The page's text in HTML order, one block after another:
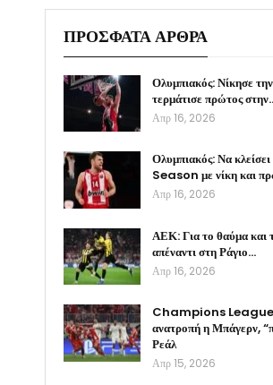
ΠΡΟΣΦΑΤΑ ΑΡΘΡΑ
Ολυμπιακός: Νίκησε
τερμάτισε πρώτος
Απρ 16, 2026
Ολυμπιακός: Να
Season με νίκη και
Απρ 16, 2026
ΑΕΚ: Για το θαύμα και
απέναντι στη Ράγιο…
Απρ 16, 2026
Champions
ανατροπή η Μπάγερν,
Ρεάλ
Απρ 15, 2026